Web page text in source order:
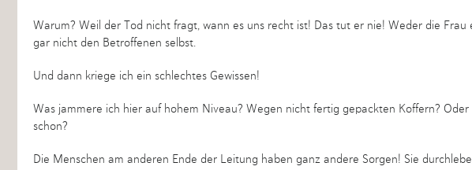
Warum? Weil der Tod nicht fragt, wann es uns recht ist! Das tut er nie! Weder die
gar nicht den Betroffenen selbst.
Und dann kriege ich ein schlechtes Gewissen!
Was jammere ich hier auf hohem Niveau? Wegen nicht fertig gepackten Koffern?
schon?
Die Menschen am anderen Ende der Leitung haben ganz andere Sorgen! Sie